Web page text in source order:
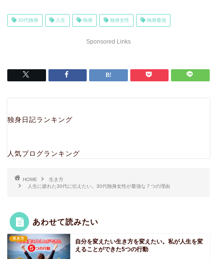
30代独身 人生 独身 独身女性 独身最強
Sponsored Links
独身日記ランキング
人気ブログランキング
HOME
生き方
人生に疲れた30代に伝えたい。30代独身女性が最強な７つの理由
あわせて読みたい
生き方
自分を変えたい生き方を変えたい。私が人生を変
えることができた5つの行動